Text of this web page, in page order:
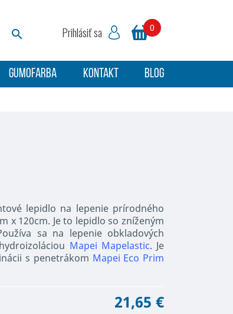
 Prihlásiť sa 0
GUMOFARBA KONTAKT BLOG
lepidlo na lepenie prírodného
x 120cm. Je to lepidlo so zníženým
sa na lepenie obkladových
Mapei Mapelastic. Je
s penetrákom Mapei Eco Prim
21,65 €